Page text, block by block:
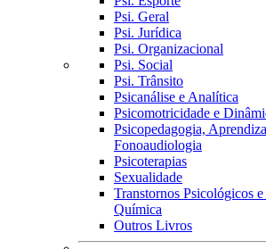
Psi. Geral
Psi. Jurídica
Psi. Organizacional
Psi. Social
Psi. Trânsito
Psicanálise e Analítica
Psicomotricidade e
Psicopedagogia,
Fonoaudiologia
Psicoterapias
Sexualidade
Transtornos Psicológicos
Química
Outros Livros